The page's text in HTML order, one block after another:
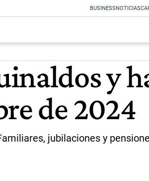
BUSINESSNOTICIAS
y
de 2024
jubilaciones y